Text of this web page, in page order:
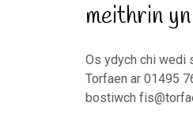
meithrin
Os ydych chi wedi
Torfaen ar 01495
bostiwch